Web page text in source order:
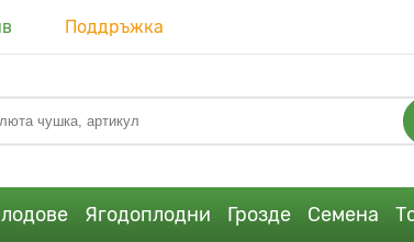
Поддръжка
Ягодоплодни Грозде Семена